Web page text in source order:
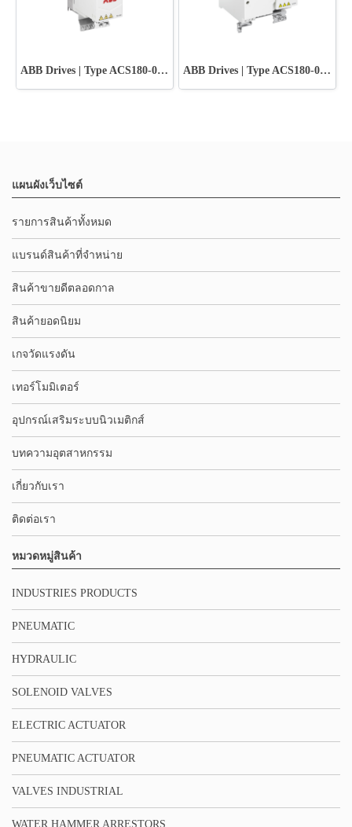
ABB Drives | Type ACS180-04N-01A8-4 ABB Drives | Type ACS180-04N-033A-4
แผนผังเว็บไซต์
รายการสินค้าทั้งหมด
แบรนด์สินค้าที่จำหน่าย
สินค้าขายดีตลอดกาล
สินค้ายอดนิยม
เกจวัดแรงดัน
เทอร์โมมิเตอร์
อุปกรณ์เสริมระบบนิวเมติกส์
บทความอุตสาหกรรม
เกี่ยวกับเรา
ติดต่อเรา
หมวดหมู่สินค้า
INDUSTRIES PRODUCTS
PNEUMATIC
HYDRAULIC
SOLENOID VALVES
ELECTRIC ACTUATOR
PNEUMATIC ACTUATOR
VALVES INDUSTRIAL
WATER HAMMER ARRESTORS